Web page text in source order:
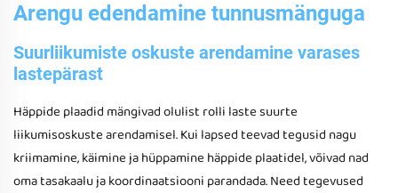
Arengu edendamine tunnusmänguga
Suurliikumiste oskuste arendamine varases
lastepärast
Häppide plaadid mängivad olulist rolli laste suurte
liikumisoskuste arendamisel. Kui lapsed teevad tegusid nagu
kriimamine, käimine ja hüppamine häppide plaatidel, võivad nad
oma tasakaalu ja koordinaatsiooni parandada. Need tegevused